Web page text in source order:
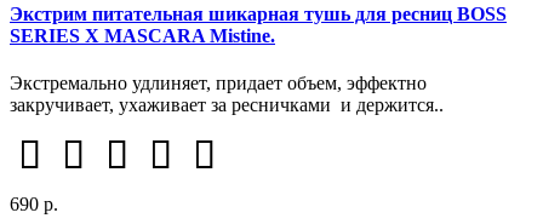
Экстрим питательная шикарная тушь для ресниц BOSS
SERIES X MASCARA Mistine.
Экстремально удлиняет, придает объем, эффектно
закручивает, ухаживает за ресничками и держится..
690 р.